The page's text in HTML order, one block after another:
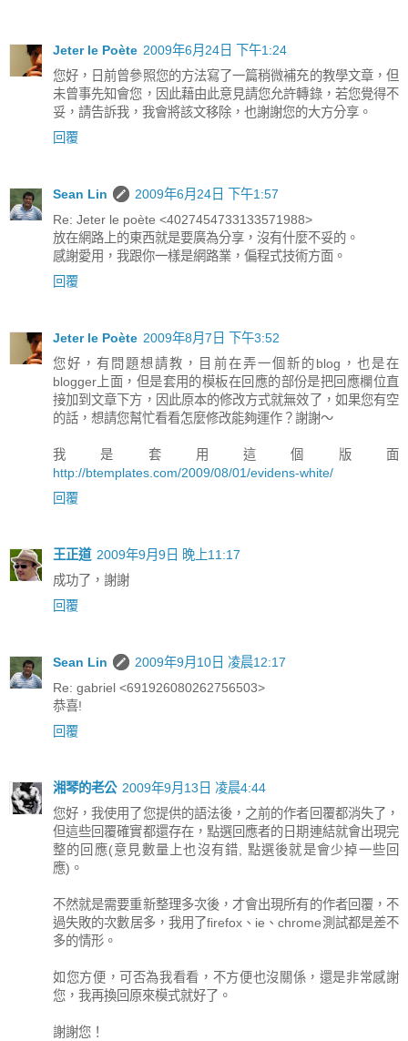
Jeter le Poète 2009年6月24日 下午1:24
您好，日前曾參照您的方法寫了一篇稍微補充的教學文章，但
未曾事先知會您，因此藉由此意見請您允許轉錄，若您覺得不
妥，請告訴我，我會將該文移除，也謝謝您的大方分享。
回覆
Sean Lin
2009年6月24日 下午1:57
Re: Jeter le poète <4027454733133571988>
放在網路上的東西就是要廣為分享，沒有什麼不妥的。
感謝愛用，我跟你一樣是網路業，偏程式技術方面。
回覆
Jeter le Poète 2009年8月7日 下午3:52
您好，有問題想請教，目前在弄一個新的blog，也是在
blogger上面，但是套用的模板在回應的部份是把回應欄位直
接加到文章下方，因此原本的修改方式就無效了，如果您有空
的話，想請您幫忙看看怎麼修改能夠運作？謝謝～
我是套用這個版面
http://btemplates.com/2009/08/01/evidens-white/
回覆
王正道 2009年9月9日 晚上11:17
成功了，謝謝
回覆
Sean Lin
2009年9月10日 凌晨12:17
Re: gabriel <691926080262756503>
恭喜!
回覆
湘琴的老公 2009年9月13日 凌晨4:44
您好，我使用了您提供的語法後，之前的作者回覆都消失了，
但這些回覆確實都還存在，點選回應者的日期連結就會出現完
整的回應(意見數量上也沒有錯, 點選後就是會少掉一些回
應)。
不然就是需要重新整理多次後，才會出現所有的作者回覆，不
過失敗的次數居多，我用了firefox、ie、chrome測試都是差不
多的情形。
如您方便，可否為我看看，不方便也沒關係，還是非常感謝
您，我再換回原來模式就好了。
謝謝您！